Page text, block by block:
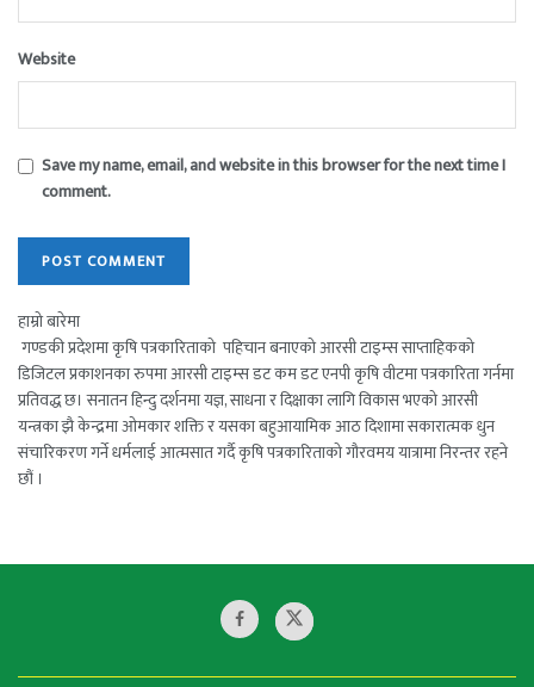
Website
Save my name, email, and website in this browser for the next time I
comment.
हाम्रो बारेमा
गण्डकी प्रदेशमा कृषि पत्रकारिताको पहिचान बनाएको आरसी टाइम्स साप्ताहिकको
डिजिटल प्रकाशनका रुपमा आरसी टाइम्स डट कम डट एनपी कृषि वीटमा पत्रकारिता गर्नमा
प्रतिवद्ध छ। सनातन हिन्दु दर्शनमा यज्ञ, साधना र दिक्षाका लागि विकास भएको आरसी
यन्त्रका झै केन्द्रमा ओमकार शक्ति र यसका बहुआयामिक आठ दिशामा सकारात्मक धुन
संचारिकरण गर्ने धर्मलाई आत्मसात गर्दै कृषि पत्रकारिताको गौरवमय यात्रामा निरन्तर रहने
छौं ।